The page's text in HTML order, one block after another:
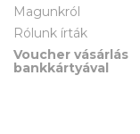
Magunkról
Rólunk írták
Voucher vásárlás
bankkártyával